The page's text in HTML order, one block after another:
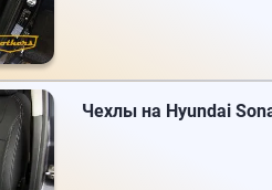
Чехлы на Hyundai